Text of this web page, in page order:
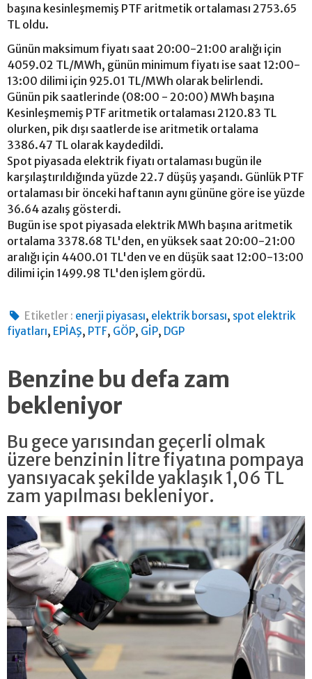
başına kesinleşmemiş PTF aritmetik ortalaması 2753.65
TL oldu.
Günün maksimum fiyatı saat 20:00-21:00 aralığı için
4059.02 TL/MWh, günün minimum fiyatı ise saat 12:00-
13:00 dilimi için 925.01 TL/MWh olarak belirlendi.
Günün pik saatlerinde (08:00 - 20:00) MWh başına
Kesinleşmemiş PTF aritmetik ortalaması 2120.83 TL
olurken, pik dışı saatlerde ise aritmetik ortalama
3386.47 TL olarak kaydedildi.
Spot piyasada elektrik fiyatı ortalaması bugün ile
karşılaştırıldığında yüzde 22.7 düşüş yaşandı. Günlük PTF
ortalaması bir önceki haftanın aynı gününe göre ise yüzde
36.64 azalış gösterdi.
Bugün ise spot piyasada elektrik MWh başına aritmetik
ortalama 3378.68 TL'den, en yüksek saat 20:00-21:00
aralığı için 4400.01 TL'den ve en düşük saat 12:00-13:00
dilimi için 1499.98 TL'den işlem gördü.
Etiketler : enerji piyasası, elektrik borsası, spot elektrik
fiyatları, EPİAŞ, PTF, GÖP, GİP, DGP
Benzine bu defa zam
bekleniyor
Bu gece yarısından geçerli olmak
üzere benzinin litre fiyatına pompaya
yansıyacak şekilde yaklaşık 1,06 TL
zam yapılması bekleniyor.